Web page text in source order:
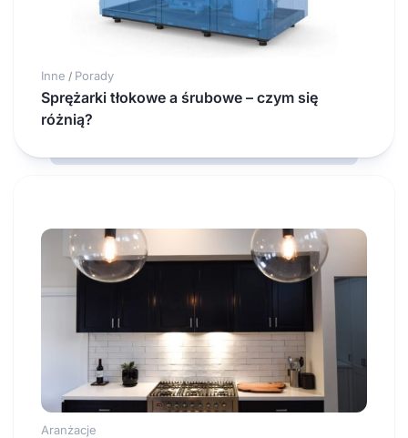
Inne / Porady
Sprężarki tłokowe a śrubowe – czym się
różnią?
Aranżacje